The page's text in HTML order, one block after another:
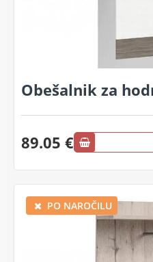
Obešalnik za
89.05 €
PO NAROČILU